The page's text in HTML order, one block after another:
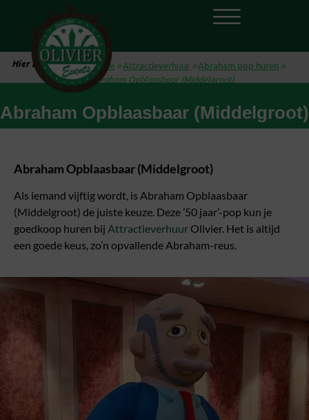
Hier ben je: Home »Attractieverhuur »Abraham pop huren »
Abraham Opblaasbaar (Middelgroot)
Abraham Opblaasbaar (Middelgroot)
Abraham Opblaasbaar (Middelgroot)
Als iemand vijftig wordt, is Abraham Opblaasbaar
(Middelgroot) de juiste keuze. Deze ’50 jaar’-pop kun je
goedkoop huren bij Attractieverhuur Olivier. Het is altijd
een goede keus, zo’n opvallende Abraham-reus.